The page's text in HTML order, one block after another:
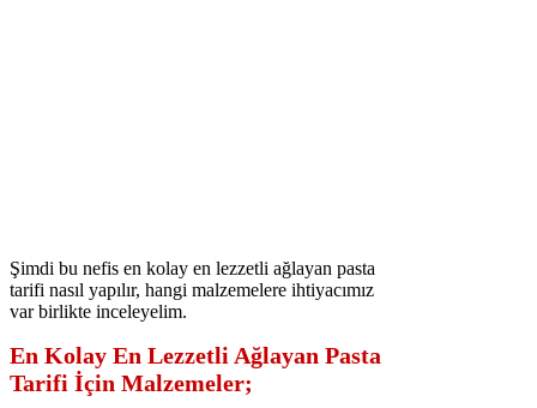
Şimdi bu nefis en kolay en lezzetli ağlayan pasta
tarifi nasıl yapılır, hangi malzemelere ihtiyacımız
var birlikte inceleyelim.
En Kolay En Lezzetli Ağlayan Pasta
Tarifi İçin Malzemeler;